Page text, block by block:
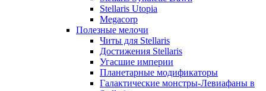
Stellaris Utopia
Megacorp
Полезные мелочи
Читы для Stellaris
Достижения Stellaris
Угасшие империи
Планетарные модификаторы
Галактические монстры-Левиафаны в